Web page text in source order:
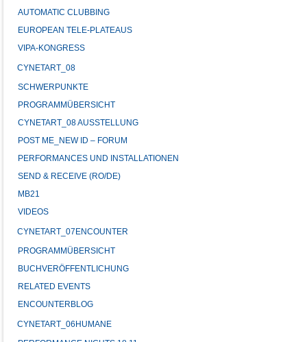
AUTOMATIC CLUBBING
EUROPEAN TELE-PLATEAUS
VIPA-KONGRESS
CYNETART_08
SCHWERPUNKTE
PROGRAMMÜBERSICHT
CYNETART_08 AUSSTELLUNG
POST ME_NEW ID – FORUM
PERFORMANCES UND INSTALLATIONEN
SEND & RECEIVE (RO/DE)
MB21
VIDEOS
CYNETART_07ENCOUNTER
PROGRAMMÜBERSICHT
BUCHVERÖFFENTLICHUNG
RELATED EVENTS
ENCOUNTERBLOG
CYNETART_06HUMANE